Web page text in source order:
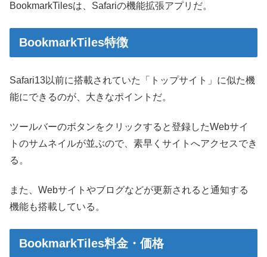
BookmarkTilesは、Safariの機能拡張アプリだ。
BookmarkTiles特徴
Safari13以前に搭載されていた「トップサイト」に似た機
能にできるのが、大きなポイントだ。
ツールバーのボタンをクリックすると登録したWebサイ
トのサムネイルが並ぶので、素早くサイトへアクセスでき
る。
また、Webサイトやブログなどが更新されると通知する
機能も搭載している。
BookmarkTiles料金・価格